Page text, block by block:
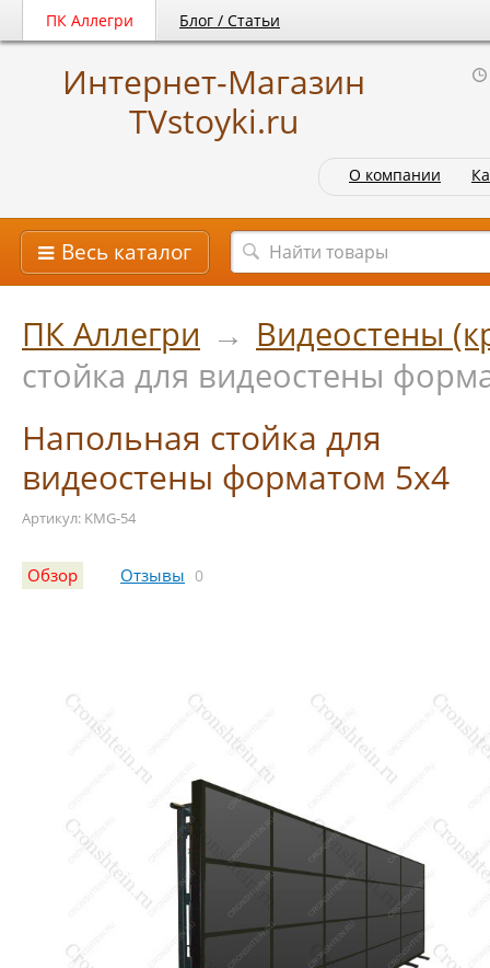
ПК Аллегри Блог / Статьи
Интернет-Магазин
TVstoyki.ru
О компании
Весь каталог
ПК Аллегри → Видеостены
стойка для видеостены
Напольная стойка для
видеостены форматом 5х4
Артикул: KMG-54
Обзор Отзывы 0